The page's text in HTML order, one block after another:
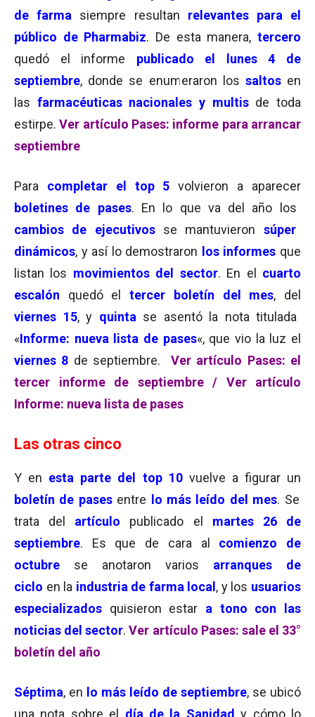
de farma siempre resultan relevantes para el
público de Pharmabiz. De esta manera,tercero
quedó el informe publicado el lunes 4 de
septiembre, donde se enumeraron los saltosen
las farmacéuticas nacionales y multis de toda
estirpe.Ver artículo Pases: informe para arrancar
septiembre
Para completar el top 5 volvieron a aparecer
boletines de pases. En lo que va del año los
cambios de ejecutivos se mantuvieron
súper
dinámicos, y así lo demostraron los informes que
listan los movimientos del sector. En el
cuarto
escalón quedó el tercer boletín del mes, del
viernes 15, y quinta se asentó la nota titulada
«Informe: nueva lista de pases«, que vio la luz el
viernes 8 de septiembre. Ver artículo Pases: el
tercer informe de septiembre / Ver artículo
Informe: nueva lista de pases
Las otras cinco
Y en esta parte del top 10vuelve a figurar un
boletín de pases entre lo más leído del mes. Se
trata del artículo publicado el
martes 26 de
septiembre. Es que de cara al
comienzo de
octubre
se anotaron varios arranques de
ciclo en la industria de farma local , y los usuarios
especializados quisieron estar a tono con las
noticias del sector.Ver artículo Pases: sale el 33°
boletín del año
Séptima, en lo más leído de septiembre, se ubicó
una nota sobre el
día de la Sanidad y cómo lo